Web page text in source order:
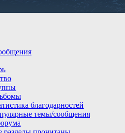
благодарностей
темы/сообщения